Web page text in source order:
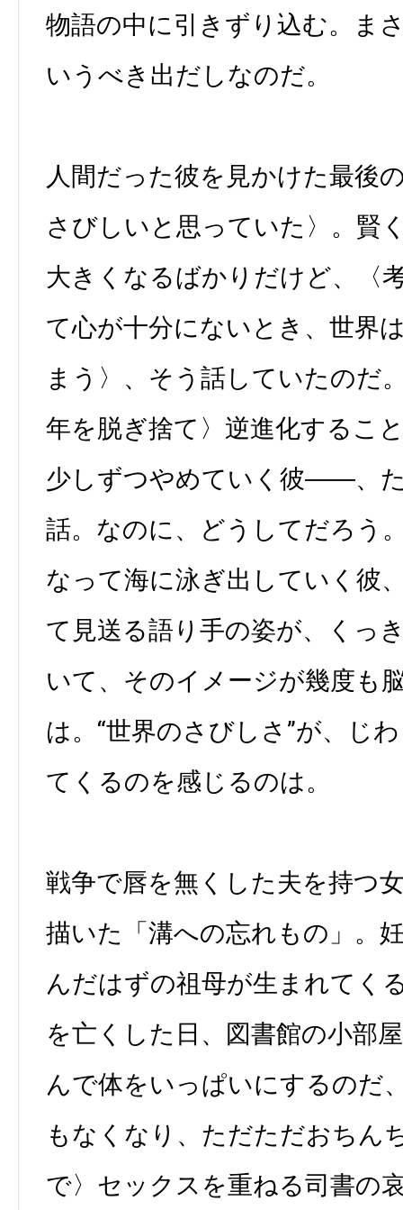
物語の中に引きずり込む。ま
いうべき出だしなのだ。
人間だった彼を見かけた最後
さびしいと思っていた〉。賢
大きくなるばかりだけど、〈
て心が十分にないとき、世界
まう〉、そう話していたのだ
年を脱ぎ捨て〉逆進化するこ
少しずつやめていく彼――、
話。なのに、どうしてだろう
なって海に泳ぎ出していく彼
て見送る語り手の姿が、くっ
いて、そのイメージが幾度も
は。“世界のさびしさ”が、じ
てくるのを感じるのは。
戦争で唇を無くした夫を持つ
描いた「溝への忘れもの」。
んだはずの祖母が生まれてく
を亡くした日、図書館の小部
んで体をいっぱいにするのだ
もなくなり、ただただおちん
で〉セックスを重ねる司書の